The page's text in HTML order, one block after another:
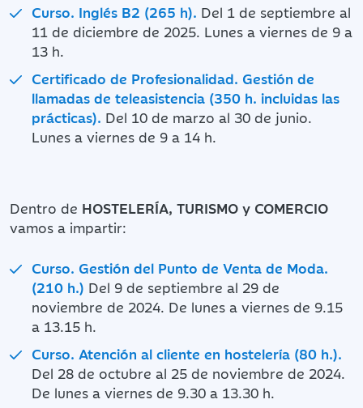
Curso. Inglés B2 (265 h). Del 1 de septiembre al
11 de diciembre de 2025. Lunes a viernes de 9 a
13 h.
Certificado de Profesionalidad. Gestión de
llamadas de teleasistencia (350 h. incluidas las
prácticas). Del 10 de marzo al 30 de junio.
Lunes a viernes de 9 a 14 h.
Dentro de HOSTELERÍA, TURISMO y COMERCIO
vamos a impartir:
Curso. Gestión del Punto de Venta de Moda.
(210 h.) Del 9 de septiembre al 29 de
noviembre de 2024. De lunes a viernes de 9.15
a 13.15 h.
Curso. Atención al cliente en hostelería (80 h.).
Del 28 de octubre al 25 de noviembre de 2024.
De lunes a viernes de 9.30 a 13.30 h.